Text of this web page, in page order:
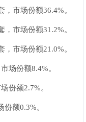
，市场份额36.4%。
，市场份额31.2%。
，市场份额21.0%。
场份额8.4%。
份额2.7%。
额0.3%。